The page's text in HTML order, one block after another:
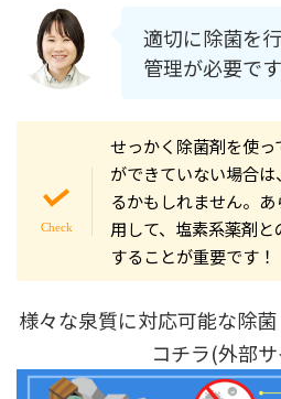
適切に除菌を
管理が必要です
せっかく除菌剤を使
ができていない場合
るかもしれません。
用して、塩素系薬剤
することが重要です！
様々な泉質に対応可能な除
コチラ(外部